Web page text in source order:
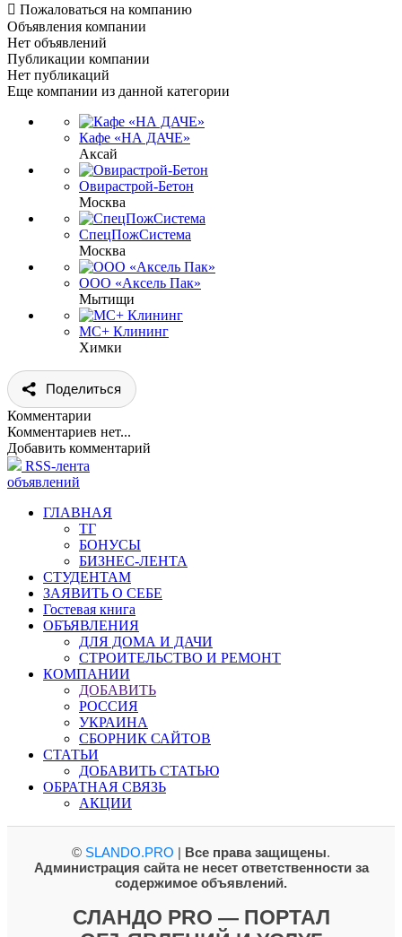
 Пожаловаться на компанию
Объявления компании
Нет объявлений
Публикации компании
Нет публикаций
Еще компании из данной категории
Кафе «НА ДАЧЕ»
Аксай
Овирастрой-Бетон
Москва
СпецПожСистема
Москва
ООО «Аксель Пак»
Мытищи
МС+ Клининг
Химки
Поделиться
Комментарии
Комментариев нет...
Добавить комментарий
RSS-лента
объявлений
ГЛАВНАЯ
ТГ
БОНУСЫ
БИЗНЕС-ЛЕНТА
СТУДЕНТАМ
ЗАЯВИТЬ О СЕБЕ
Гостевая книга
ОБЪЯВЛЕНИЯ
ДЛЯ ДОМА И ДАЧИ
СТРОИТЕЛЬСТВО И РЕМОНТ
КОМПАНИИ
ДОБАВИТЬ
РОССИЯ
УКРАИНА
СБОРНИК САЙТОВ
СТАТЬИ
ДОБАВИТЬ СТАТЬЮ
ОБРАТНАЯ СВЯЗЬ
АКЦИИ
© SLANDO.PRO | Все права защищены.
Администрация сайта не несет ответственности за
содержимое объявлений.
СЛАНДО PRO — ПОРТАЛ